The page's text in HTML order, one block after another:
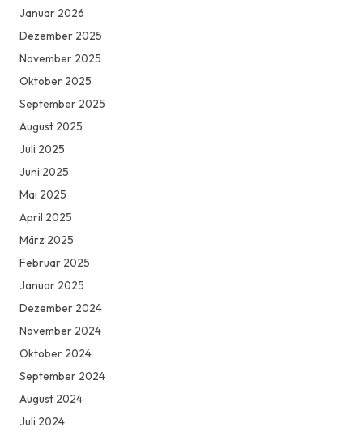
Januar 2026
Dezember 2025
November 2025
Oktober 2025
September 2025
August 2025
Juli 2025
Juni 2025
Mai 2025
April 2025
März 2025
Februar 2025
Januar 2025
Dezember 2024
November 2024
Oktober 2024
September 2024
August 2024
Juli 2024